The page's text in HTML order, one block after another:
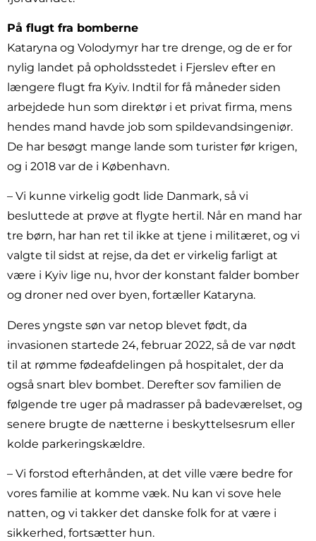
På flugt fra bomberne
Kataryna og Volodymyr har tre drenge, og de er for
nylig landet på opholdsstedet i Fjerslev efter en
længere flugt fra Kyiv. Indtil for få måneder siden
arbejdede hun som direktør i et privat firma, mens
hendes mand havde job som spildevandsingeniør.
De har besøgt mange lande som turister før krigen,
og i 2018 var de i København.
– Vi kunne virkelig godt lide Danmark, så vi
besluttede at prøve at flygte hertil. Når en mand har
tre børn, har han ret til ikke at tjene i militæret, og vi
valgte til sidst at rejse, da det er virkelig farligt at
være i Kyiv lige nu, hvor der konstant falder bomber
og droner ned over byen, fortæller Kataryna.
Deres yngste søn var netop blevet født, da
invasionen startede 24, februar 2022, så de var nødt
til at rømme fødeafdelingen på hospitalet, der da
også snart blev bombet. Derefter sov familien de
følgende tre uger på madrasser på badeværelset, og
senere brugte de nætterne i beskyttelsesrum eller
kolde parkeringskældre.
– Vi forstod efterhånden, at det ville være bedre for
vores familie at komme væk. Nu kan vi sove hele
natten, og vi takker det danske folk for at være i
sikkerhed, fortsætter hun.